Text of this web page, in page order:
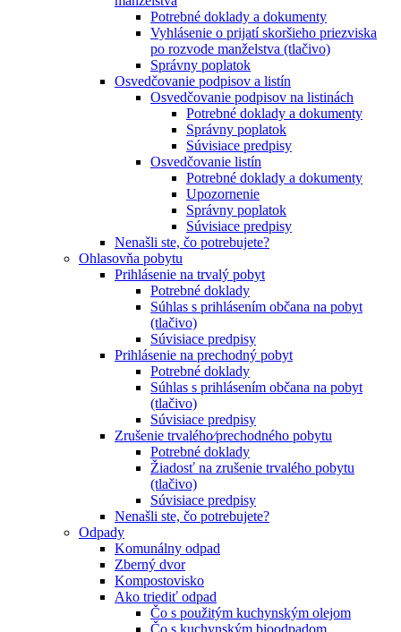
Potrebné doklady a dokumenty
Vyhlásenie o prijatí skoršieho priezviska
po rozvode manželstva (tlačivo)
Správny poplatok
Osvedčovanie podpisov a listín
Osvedčovanie podpisov na listinách
Potrebné doklady a dokumenty
Správny poplatok
Súvisiace predpisy
Osvedčovanie listín
Potrebné doklady a dokumenty
Upozornenie
Správny poplatok
Súvisiace predpisy
Nenašli ste, čo potrebujete?
Ohlasovňa pobytu
Prihlásenie na trvalý pobyt
Potrebné doklady
Súhlas s prihlásením občana na pobyt
(tlačivo)
Súvisiace predpisy
Prihlásenie na prechodný pobyt
Potrebné doklady
Súhlas s prihlásením občana na pobyt
(tlačivo)
Súvisiace predpisy
Zrušenie trvalého⁄prechodného pobytu
Potrebné doklady
Žiadosť na zrušenie trvalého pobytu
(tlačivo)
Súvisiace predpisy
Nenašli ste, čo potrebujete?
Odpady
Komunálny odpad
Zberný dvor
Kompostovisko
Ako triediť odpad
Čo s použitým kuchynským olejom
Čo s kuchynským bioodpadom